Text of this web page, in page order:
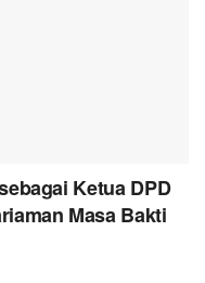
Ketua DPD
Masa Bakti